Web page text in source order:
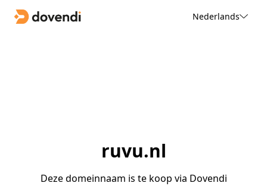
Nederlands
ruvu.nl
Deze domeinnaam is te koop via Dovendi